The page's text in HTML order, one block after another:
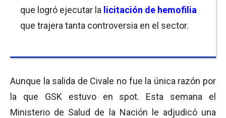
que logró ejecutar la licitación de hemofilia
que trajera tanta controversia en el sector.
Aunque la salida de Civale no fue la única razón por
la que GSK estuvo en spot. Esta semana el
Ministerio de Salud de la Nación le adjudicó una